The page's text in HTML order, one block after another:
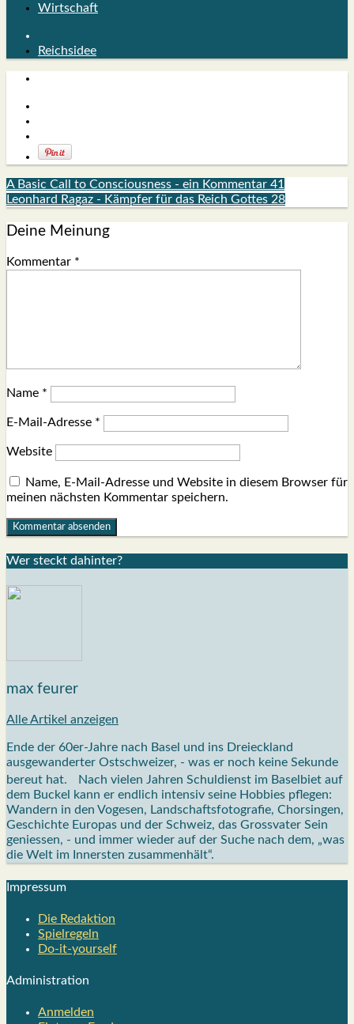
Wirtschaft
Reichsidee
A Basic Call to Consciousness - ein Kommentar 41
Leonhard Ragaz - Kämpfer für das Reich Gottes 28
Deine Meinung
Kommentar *
Name *
E-Mail-Adresse *
Website
Name, E-Mail-Adresse und Website in diesem Browser für
meinen nächsten Kommentar speichern.
Wer steckt dahin­ter?
max feurer
Alle Artikel anzeigen
Ende der 60er-Jahre nach Basel und ins Dreieckland
ausgewanderter Ostschweizer, - was er noch keine Sekunde
bereut hat. Nach vielen Jahren Schuldienst im Baselbiet auf
dem Buckel kann er endlich intensiv seine Hobbies pflegen:
Wandern in den Vogesen, Landschaftsfotografie, Chorsingen,
Geschichte Europas und der Schweiz, das Grossvater Sein
geniessen, - und immer wieder auf der Suche nach dem, „was
die Welt im Innersten zusammenhält“.
Impres­sum
Die Redak­ti­on
Spiel­re­geln
Do-it-your­s­elf
Admi­nis­tra­ti­on
Anmelden